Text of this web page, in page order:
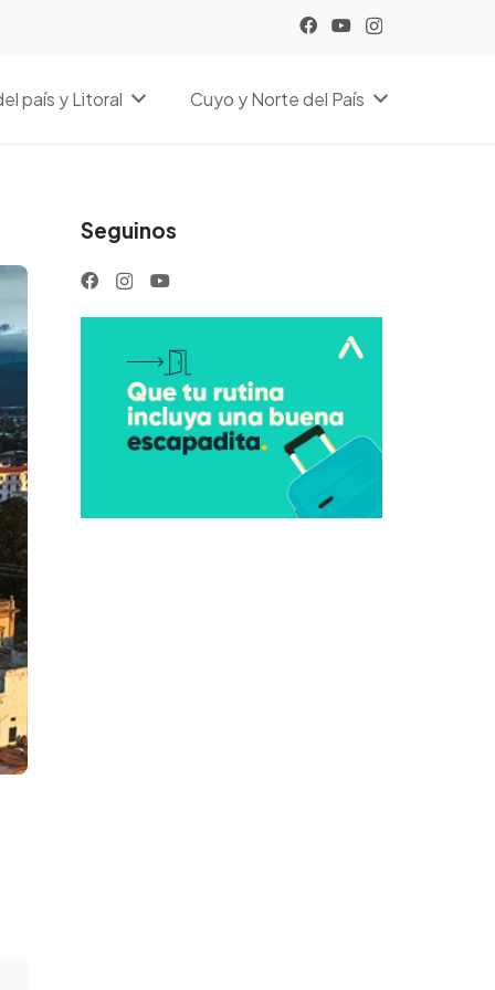
país y Litoral Cuyo y Norte del País
Seguinos